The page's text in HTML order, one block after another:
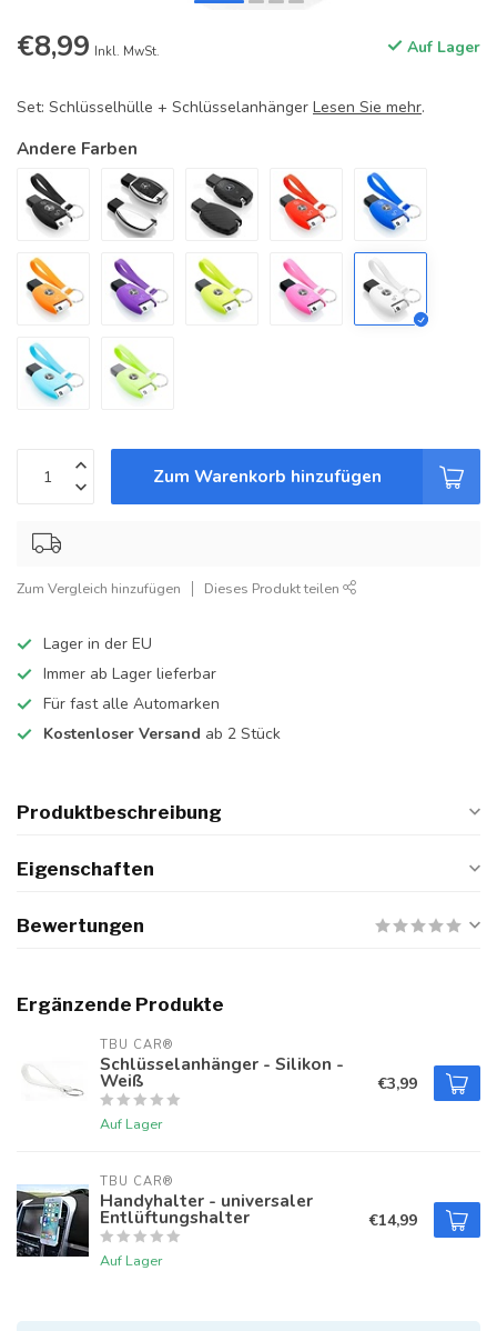
€8,99 Inkl. MwSt. Auf Lager
Set: Schlüsselhülle + Schlüsselanhänger Lesen Sie mehr.
Andere Farben
Zum Warenkorb hinzufügen
Zum Vergleich hinzufügen Dieses Produkt teilen
Lager in der EU
Immer ab Lager lieferbar
Für fast alle Automarken
Kostenloser Versand ab 2 Stück
Produktbeschreibung
Eigenschaften
Bewertungen
Ergänzende Produkte
TBU CAR®
Schlüsselanhänger - Silikon -
Weiß
Auf Lager
€3,99
TBU CAR®
Handyhalter - universaler
Entlüftungshalter
Auf Lager
€14,99